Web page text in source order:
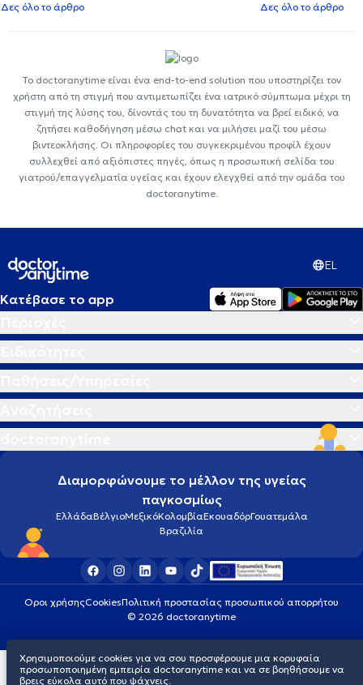
Δες όλο το άρθρο Δες όλο το άρθρο
Το doctoranytime είναι ένα end-to-end solution που υποστηρίζει τον
χρήστη από τη στιγμή που αντιμετωπίζει ένα ιατρικό σύμπτωμα μέχρι τη
στιγμή της λύσης του, δίνοντάς του τη δυνατότητα να βρεί ειδικό, να
ζητήσει καθοδήγηση μέσω chat και να μιλήσει μαζί του μέσω
βιντεοκλήσης. Οι πληροφορίες του συγκεκριμένου προφίλ έχουν
συλλεχθεί από αξιόπιστες πηγές, όπως η προσωπική σελίδα του
γιατρού/επαγγελματία υγείας και έχουν ελεγχθεί από την ομάδα του
doctoranytime.
EL
Κατέβασε το app
Διαμορφώνουμε το μέλλον της υγείας
παγκοσμίως
ΕλλάδαΒέλγιοΜεξικόΚολομβίαΕκουαδόρΓουατεμάλα
Βραζιλία
Οροι χρήσηςCookiesΠολιτική προστασίας προσωπικού απορρήτου
© 2026 doctoranytime
Χρησιμοποιούμε cookies για να σου προσφέρουμε μια κορυφαία
προσωποποιημένη εμπειρία doctoranytime και να σε βοηθήσουμε να
βρεις εύκολα αυτό που ψάχνεις.